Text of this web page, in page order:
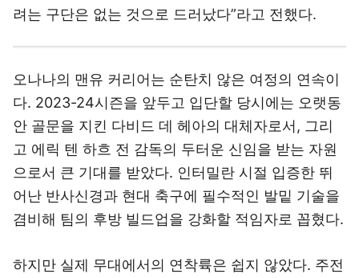
려는 구단은 없는 것으로 드러났다”라고 전했다.
다. 2023-24시즌을 앞두고 입단할 당시에는 오랫동
안 골문을 지킨 다비드 데 헤아의 대체자로서, 그리
고 에릭 텐 하흐 전 감독의 두터운 신임을 받는 자원
으로서 큰 기대를 받았다. 인터밀란 시절 입증한 뛰
어난 반사신경과 현대 축구에 필수적인 발밑 기술을
겸비해 팀의 후방 빌드업을 강화할 적임자로 꼽혔다.
수문장으로 나선 시즌 초반부터 결정적인 실책을 범